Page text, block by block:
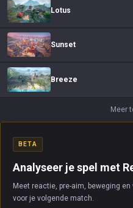
Lotus
Sunset
Breeze
Meer
BETA
Analyseer je spel met
Meet reactie, pre-aim, beweging
voor je volgende match.